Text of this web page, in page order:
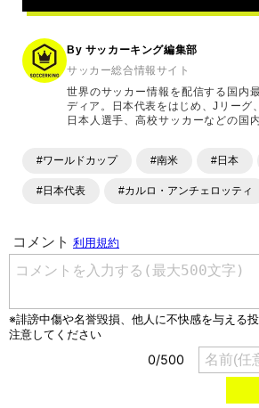
By サッカーキング編集部
サッカー総合情報サイト
世界のサッカー情報を配信する国内
ディア。日本代表をはじめ、Jリーグ
日本人選手、高校サッカーなどの国
ます。「X」「Instagram」「
#ワールドカップ #南米 #日本
#日本代表 #カルロ・アンチェロッティ